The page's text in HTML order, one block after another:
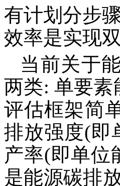
有计划分步
效率是实现
当前关于
两类: 单要
评估框架简
排放强度(即
产率(即单位
是能源碳排